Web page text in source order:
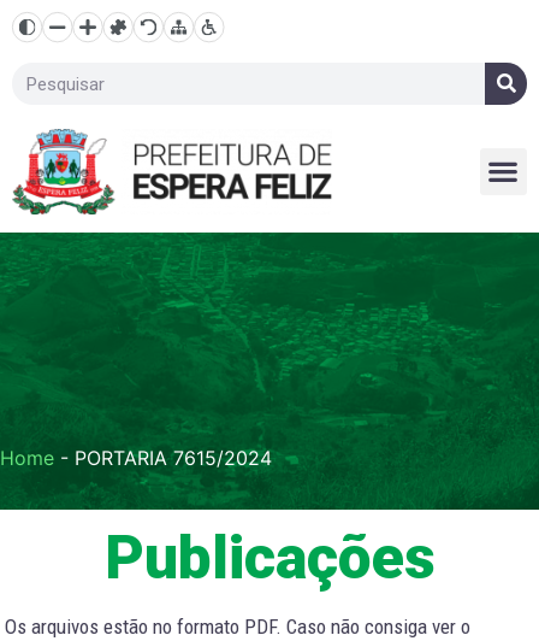
Home - PORTARIA 7615/2024
Publicações
Os arquivos estão no formato PDF. Caso não consiga ver o